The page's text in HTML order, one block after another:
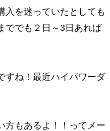
入を迷っていたとしても
ででも２日～3日あれば
すね！最近ハイパワーダ
方もあるよ！！ってメー